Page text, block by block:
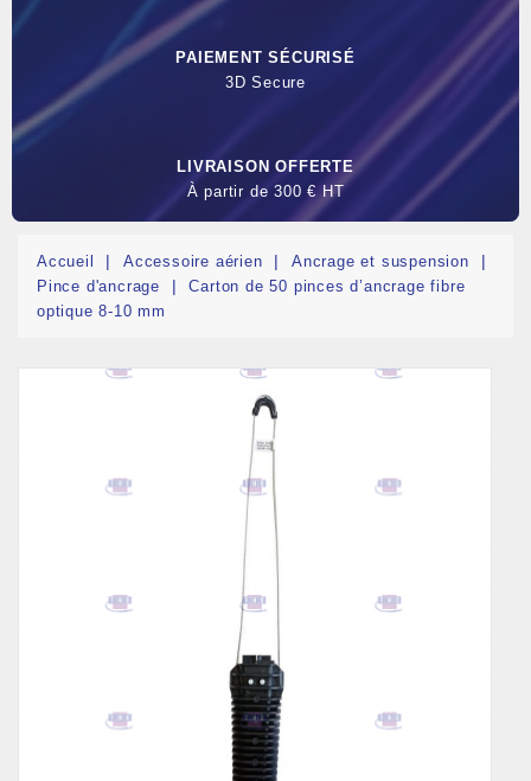
PAIEMENT SÉCURISÉ
3D Secure
LIVRAISON OFFERTE
À partir de 300 € HT
Accueil Accessoire aérien
Ancrage et suspension
Pince d'ancrage
Carton de 50 pinces d’ancrage fibre
optique 8-10 mm